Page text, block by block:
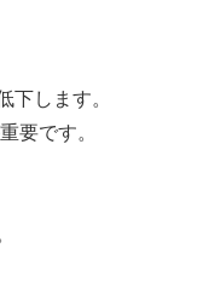
下します。
要です。